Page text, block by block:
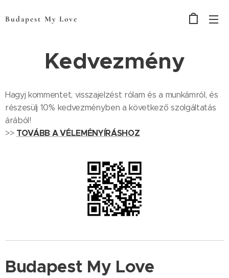
Budapest My Love
Kedvezmény
Hagyj kommentet, visszajelzést rólam és a munkámról, és
részesülj 10% kedvezményben a következő szolgáltatás
árából!
>> TOVÁBB A VÉLEMÉNYÍRÁSHOZ
Budapest My Love